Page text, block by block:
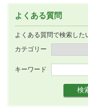
よくある質問
よくある質問で検索した
カテゴリー
キーワード